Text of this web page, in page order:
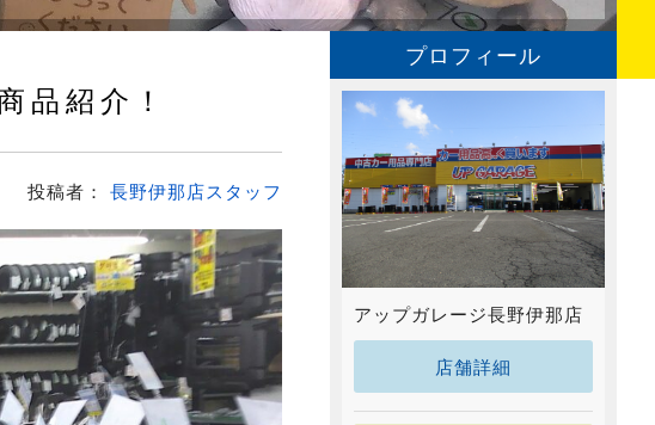
品紹介！
投稿者： 長野伊那店スタッフ
プロフィール
アップガレージ長野伊那店
店舗詳細